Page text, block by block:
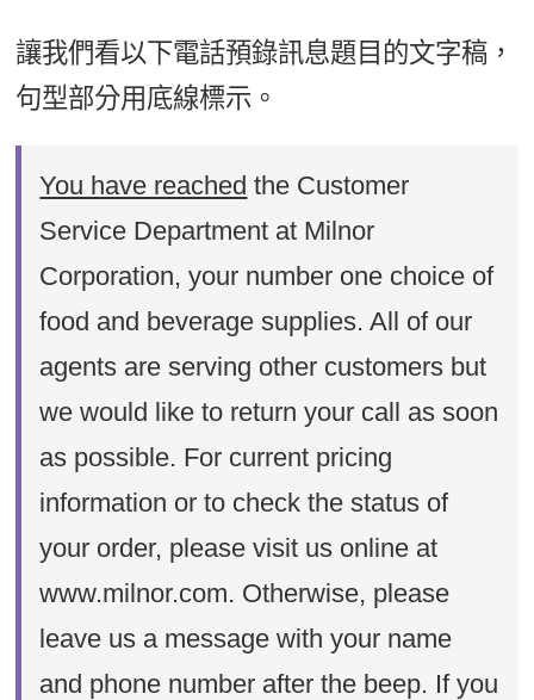
讓我們看以下電話預錄訊息題目的文字稿，
句型部分用底線標示。
You have reached the Customer
Service Department at Milnor
Corporation, your number one choice of
food and beverage supplies. All of our
agents are serving other customers but
we would like to return your call as soon
as possible. For current pricing
information or to check the status of
your order, please visit us online at
www.milnor.com. Otherwise, please
leave us a message with your name
and phone number after the beep. If you